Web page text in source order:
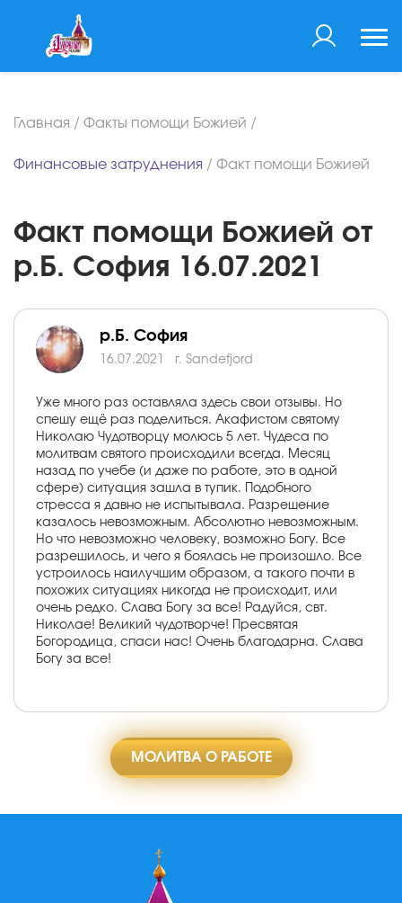
Главная / Факты помощи Божией /
Финансовые затруднения / Факт помощи Божией
Факт помощи Божией от
р.Б. София 16.07.2021
р.Б. София
16.07.2021 г. Sandefjord
Уже много раз оставляла здесь свои отзывы. Но
спешу ещё раз поделиться. Акафистом святому
Николаю Чудотворцу молюсь 5 лет. Чудеса по
молитвам святого происходили всегда. Месяц
назад по учебе (и даже по работе, это в одной
сфере) ситуация зашла в тупик. Подобного
стресса я давно не испытывала. Разрешение
казалось невозможным. Абсолютно невозможным.
Но что невозможно человеку, возможно Богу. Все
разрешилось, и чего я боялась не произошло. Все
устроилось наилучшим образом, а такого почти в
похожих ситуациях никогда не происходит, или
очень редко. Слава Богу за все! Радуйся, свт.
Николае! Великий чудотворче! Пресвятая
Богородица, спаси нас! Очень благодарна. Слава
Богу за все!
МОЛИТВА О РАБОТЕ